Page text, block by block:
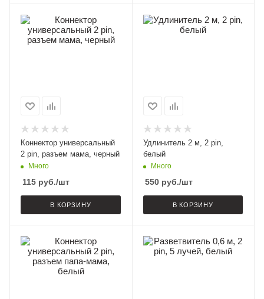
Коннектор универсальный
2 pin, разъем мама, черный
Много
115 руб./шт
В КОРЗИНУ
Удлинитель 2 м, 2 pin,
белый
Много
550руб./шт
В КОРЗИНУ